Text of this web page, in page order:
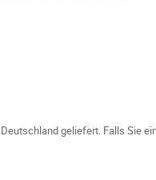
geliefert. Falls Sie